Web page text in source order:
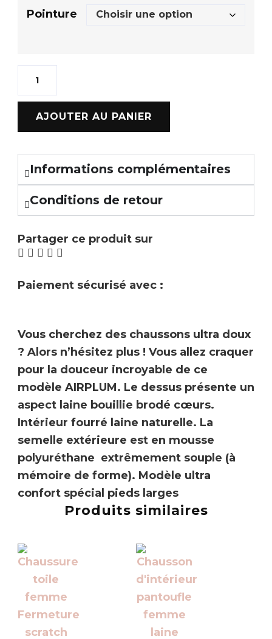
Pointure
AJOUTER AU PANIER
Informations complémentaires
Conditions de retour
Partager ce produit sur
Paiement sécurisé avec :
Vous cherchez des chaussons ultra doux
? Alors n’hésitez plus ! Vous allez craquer
pour la douceur incroyable de ce
modèle AIRPLUM. Le dessus présente un
aspect laine bouillie brodé cœurs.
Intérieur fourré laine naturelle. La
semelle extérieure est en mousse
polyuréthane extrêmement souple (à
mémoire de forme). Modèle ultra
confort spécial pieds larges
Produits similaires